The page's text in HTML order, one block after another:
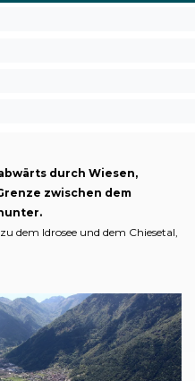
durch Wiesen,
zwischen dem
dem Idrosee und dem Chiesetal,